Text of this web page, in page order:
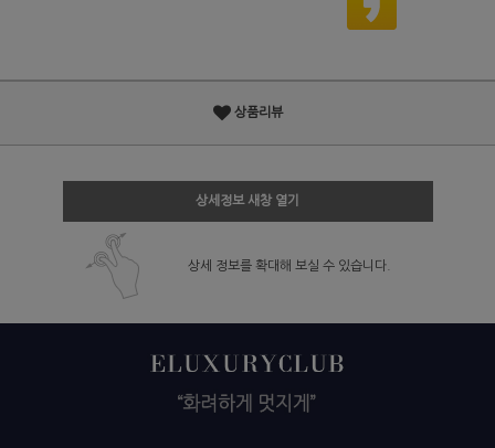
상품리뷰
상세정보 새창 열기
상세 정보를 확대해 보실 수 있습니다.